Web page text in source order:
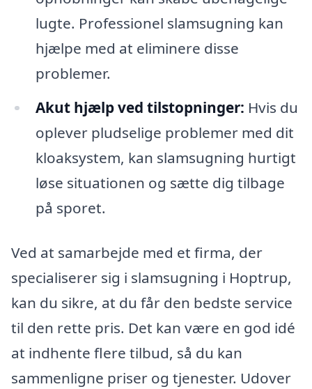
lugte. Professionel slamsugning kan
hjælpe med at eliminere disse
problemer.
Akut hjælp ved tilstopninger: Hvis du
oplever pludselige problemer med dit
kloaksystem, kan slamsugning hurtigt
løse situationen og sætte dig tilbage
på sporet.
Ved at samarbejde med et firma, der
specialiserer sig i slamsugning i Hoptrup,
kan du sikre, at du får den bedste service
til den rette pris. Det kan være en god idé
at indhente flere tilbud, så du kan
sammenligne priser og tjenester. Udover